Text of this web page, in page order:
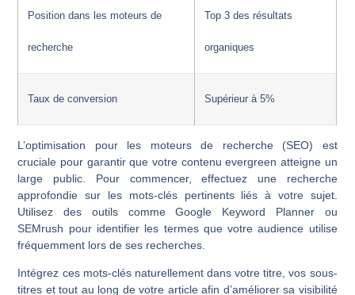
Position dans les moteurs de
recherche
Top 3 des résultats
organiques
Taux de conversion Supérieur à 5%
L’optimisation pour les moteurs de recherche (SEO) est
cruciale pour garantir que votre contenu evergreen atteigne un
large public. Pour commencer, effectuez une recherche
approfondie sur les mots-clés pertinents liés à votre sujet.
Utilisez des outils comme Google Keyword Planner ou
SEMrush pour identifier les termes que votre audience utilise
fréquemment lors de ses recherches.
Intégrez ces mots-clés naturellement dans votre titre, vos sous-
titres et tout au long de votre article afin d’améliorer sa visibilité